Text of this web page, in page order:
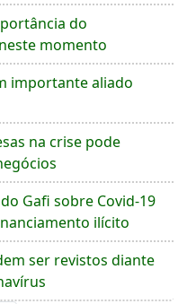
do
momento
importante aliado
na crise pode
Gafi sobre Covid-19
ilícito
ser revistos diante